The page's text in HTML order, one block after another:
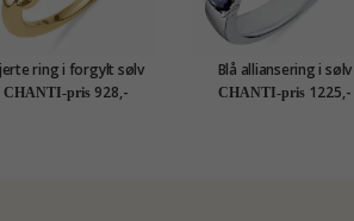
ring i forgylt sølv
CHANTI-pris 928,-
Blå alliansering i sølv
CHANTI-pris 1225,-